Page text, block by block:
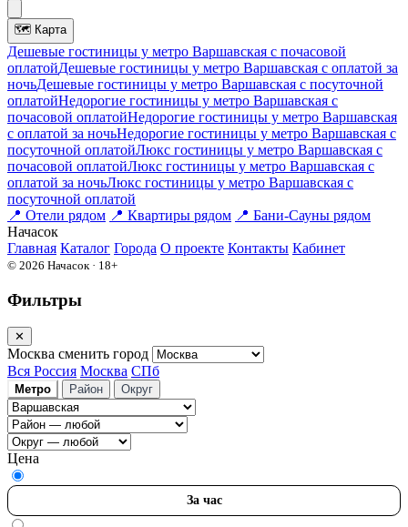
🗺 Карта
Дешевые гостиницы у метро Варшавская c почасовой
оплатойДешевые гостиницы у метро Варшавская с оплатой за
ночьДешевые гостиницы у метро Варшавская c посуточной
оплатойНедорогие гостиницы у метро Варшавская c
почасовой оплатойНедорогие гостиницы у метро Варшавская
с оплатой за ночьНедорогие гостиницы у метро Варшавская c
посуточной оплатойЛюкс гостиницы у метро Варшавская c
почасовой оплатойЛюкс гостиницы у метро Варшавская с
оплатой за ночьЛюкс гостиницы у метро Варшавская c
посуточной оплатой
📍 Отели рядом 📍 Квартиры рядом 📍 Бани-Сауны рядом
Начасок
Главная Каталог Города О проекте Контакты Кабинет
© 2026 Начасок · 18+
Фильтры
✕
Москва сменить город
Вся Россия Москва СПб
Метро Район Округ
Цена
За час